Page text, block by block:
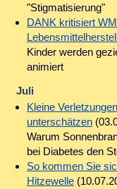
"Stigmatisierung"
DANK kritisiert
Kinder werden
animiert
Juli
Kleine
unterschätzen
Warum
bei Diabetes den
So kommen Sie
Hitzewelle